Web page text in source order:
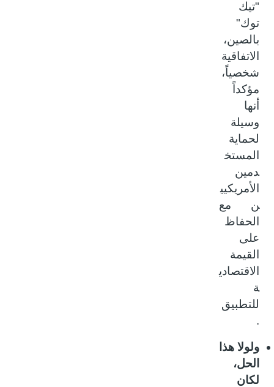
"تيك
توك"
بالصين،
الاتفاقية
شخصياً،
مؤكداً
أنها
وسيلة
لحماية
المستخ
دمين
الأمريكيي
ن مع
الحفاظ
على
القيمة
الاقتصادي
للتطبيق
ولولا هذا
الحل،
لكان